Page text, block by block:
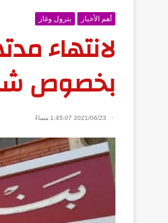
أهم الأخبار بترول وغاز
لانتهاء
بخصوص
2021/06/23 1:45:07 مساءً